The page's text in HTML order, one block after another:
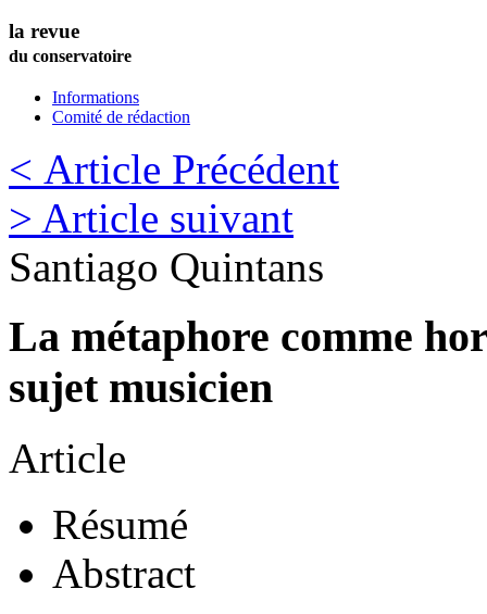
la revue
du conservatoire
Informations
Comité de rédaction
< Article Précédent
> Article suivant
Santiago Quintans
La métaphore comme
sujet musicien
Article
Résumé
Abstract